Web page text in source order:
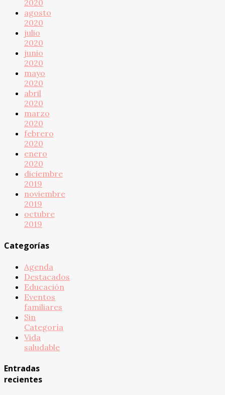
2020
agosto
2020
julio
2020
junio
2020
mayo
2020
abril
2020
marzo
2020
febrero
2020
enero
2020
diciembre
2019
noviembre
2019
octubre
2019
Categorías
Agenda
Destacados
Educación
Eventos
familiares
Sin
Categoría
Vida
saludable
Entradas
recientes